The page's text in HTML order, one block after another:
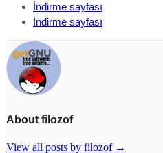
İndirme sayfası
İndirme sayfası
About filozof
View all posts by filozof →